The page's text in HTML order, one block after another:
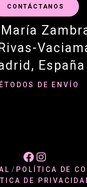
CONTÁCTANOS
España
DE ENVÍO
/ POLÍTICA DE
DE
 